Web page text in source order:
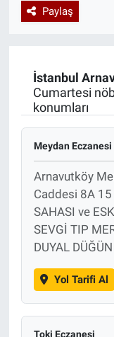
Paylaş
İstanbul
Cumartesi
konumları
Meydan Eczanesi
Arnavutköy
Caddesi 8A 15
SAHASI ve
SEVGİ TIP
DUYAL
Yol Tarifi Al
Toki Eczanesi
Özel Haberler
Dünya
Özel Haberler
Erişim
Sağlık
Teknoloji
Ramazan
Haber Arşivi